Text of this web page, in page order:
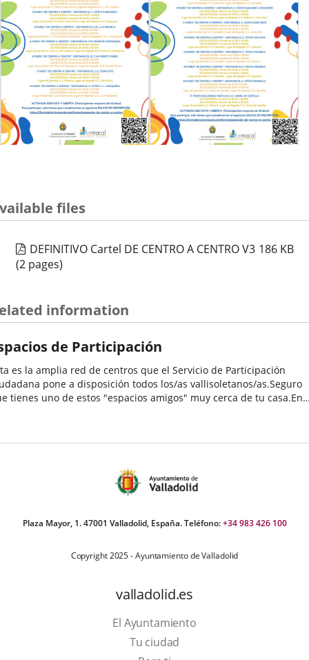
files
DEFINITIVO Cartel DE CENTRO A CENTRO V3 186 KB
(2 pages)
information
de Participación
es la amplia red de centros que el Servicio de Participación
pone a disposición todos los/as vallisoletanos/as.Seguro
tienes uno de estos "espacios amigos" muy cerca de tu casa.En
Plaza Mayor, 1. 47001 Valladolid, España. Teléfono:+34 983 426 100
Copyright 2025 - Ayuntamiento de Valladolid
valladolid.es
El Ayuntamiento
Tu ciudad